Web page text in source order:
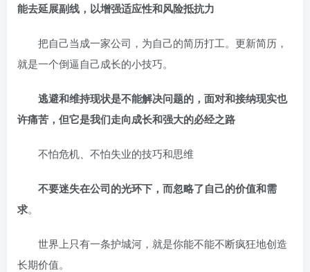
能去延展副线，以增强适应性和风险抵抗力
把自己当成一家公司，为自己的简历打工。更新简历，
就是一个倒逼自己成长的小技巧。
逃避和维持现状是不能解决问题的，面对和接纳现实也
许痛苦，但它是我们走向成长和强大的必经之路
不怕危机、不怕失业的技巧和思维
不要迷失在公司的光环下，而忽略了自己的价值和需
求。
世界上只有一条护城河，就是你能不能不断疯狂地创造
长期价值。